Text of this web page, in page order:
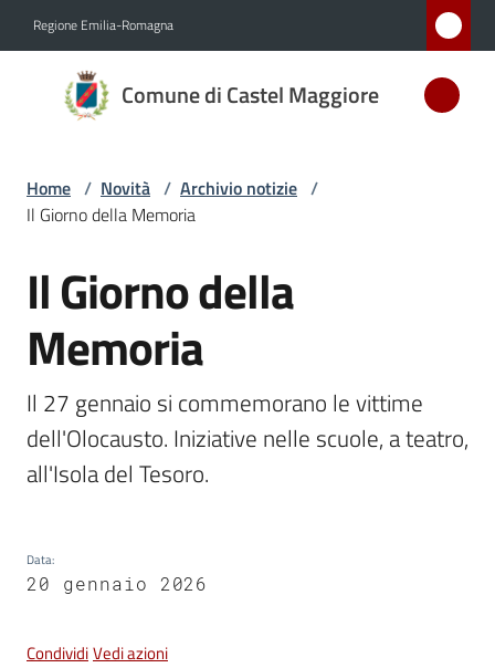
Regione Emilia-Romagna
Comune di Castel Maggiore
Comune
di Castel
D'ARGENTO
AL MERITO
Amministrazione
Novità
Menu selezionato
Servizi
Castel
Maggiore
Home / Novità / Archivio notizie /
Il Giorno della Memoria
Salta al contenuto
Il Giorno della
Memoria
Il 27 gennaio si commemorano le vittime
dell'Olocausto. Iniziative nelle scuole, a teatro,
all'Isola del Tesoro.
Data:
20 gennaio 2026
CondividiVedi azioni